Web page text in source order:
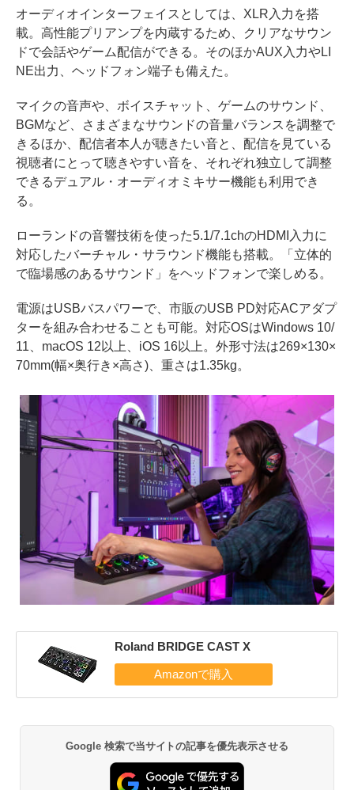
オーディオインターフェイスとしては、XLR入力を搭
載。高性能プリアンプを内蔵するため、クリアなサウン
ドで会話やゲーム配信ができる。そのほかAUX入力やLI
NE出力、ヘッドフォン端子も備えた。
マイクの音声や、ボイスチャット、ゲームのサウンド、
BGMなど、さまざまなサウンドの音量バランスを調整で
きるほか、配信者本人が聴きたい音と、配信を見ている
視聴者にとって聴きやすい音を、それぞれ独立して調整
できるデュアル・オーディオミキサー機能も利用でき
る。
ローランドの音響技術を使った5.1/7.1chのHDMI入力に
対応したバーチャル・サラウンド機能も搭載。「立体的
で臨場感のあるサウンド」をヘッドフォンで楽しめる。
電源はUSBバスパワーで、市販のUSB PD対応ACアダプ
ターを組み合わせることも可能。対応OSはWindows 10/
11、macOS 12以上、iOS 16以上。外形寸法は269×130×
70mm(幅×奥行き×高さ)、重さは1.35kg。
Roland BRIDGE CAST X
Google 検索で当サイトの記事を優先表示させる